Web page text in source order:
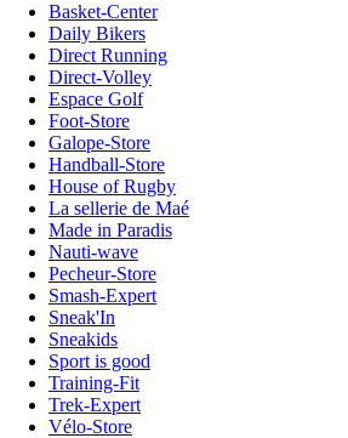
Basket-Center
Daily Bikers
Direct Running
Direct-Volley
Espace Golf
Foot-Store
Galope-Store
Handball-Store
House of Rugby
La sellerie de Maé
Made in Paradis
Nauti-wave
Pecheur-Store
Smash-Expert
Sneak'In
Sneakids
Sport is good
Training-Fit
Trek-Expert
Vélo-Store